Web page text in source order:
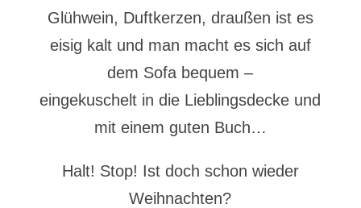
Glühwein, Duftkerzen, draußen ist es
eisig kalt und man macht es sich auf
dem Sofa bequem –
eingekuschelt in die Lieblingsdecke und
mit einem guten Buch…
Halt! Stop! Ist doch schon wieder
Weihnachten?